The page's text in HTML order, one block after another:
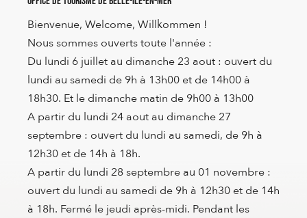
Bienvenue, Welcome, Willkommen !
Nous sommes ouverts toute l'année :
Du lundi 6 juillet au dimanche 23 aout : ouvert du
lundi au samedi de 9h à 13h00 et de 14h00 à
18h30. Et le dimanche matin de 9h00 à 13h00
A partir du lundi 24 aout au dimanche 27
septembre : ouvert du lundi au samedi, de 9h à
12h30 et de 14h à 18h.
A partir du lundi 28 septembre au 01 novembre :
ouvert du lundi au samedi de 9h à 12h30 et de 14h
à 18h. Fermé le jeudi après-midi. Pendant les